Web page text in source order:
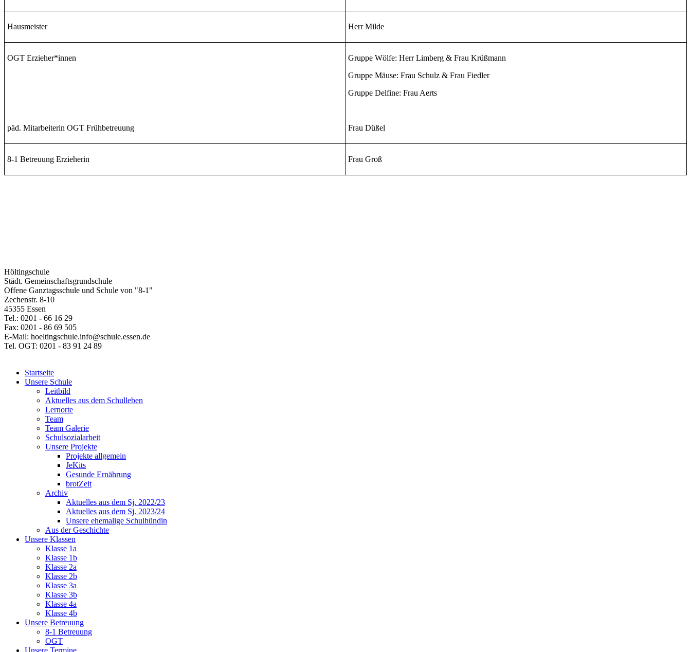
Hausmeister Herr Milde
OGT Erzieher*innen
päd. Mitarbeiterin OGT Frühbetreuung
Gruppe Wölfe: Herr Limberg & Frau Krüßmann
Gruppe Mäuse: Frau Schulz & Frau Fiedler
Gruppe Delfine: Frau Aerts
Frau Düßel
8-1 Betreuung Erzieherin Frau Groß
Höltingschule
Städt. Gemeinschaftsgrundschule
Offene Ganztagsschule und Schule von "8-1"
Zechenstr. 8-10
45355 Essen
Tel.: 0201 - 66 16 29
Fax: 0201 - 86 69 505
E-Mail: hoeltingschule.info@schule.essen.de
Tel. OGT: 0201 - 83 91 24 89
Startseite
Unsere Schule
Leitbild
Aktuelles aus dem Schulleben
Lernorte
Team
Team Galerie
Schulsozialarbeit
Unsere Projekte
Projekte allgemein
JeKits
Gesunde Ernährung
brotZeit
Archiv
Aktuelles aus dem Sj. 2022/23
Aktuelles aus dem Sj. 2023/24
Unsere ehemalige Schulhündin
Aus der Geschichte
Unsere Klassen
Klasse 1a
Klasse 1b
Klasse 2a
Klasse 2b
Klasse 3a
Klasse 3b
Klasse 4a
Klasse 4b
Unsere Betreuung
8-1 Betreuung
OGT
Unsere Termine